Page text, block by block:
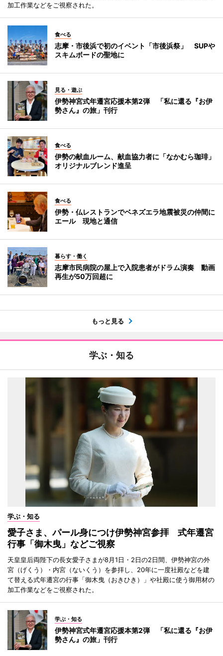
加工作業などをご視察された。
食べる
志摩・市後浜で初のイベント「市後浜祭」 SUPや
スキムボードの聖地に
見る・遊ぶ
伊勢神宮式年遷宮応援本第2弾 「私に還る『お伊
勢さん』の旅」刊行
食べる
伊勢の献血ルーム、献血協力者に「なかむら珈琲」
オリジナルブレンド進呈
食べる
伊勢・仏レストランでベネズエラ地震被災の仲間に
エール 現地と通信
暮らす・働く
志摩市民病院の屋上で入院患者がドラム演奏 動画
再生が50万回超に
もっと見る
学ぶ・知る
学ぶ・知る
愛子さま、パール身につけ伊勢神宮参拝 式年遷宮
行事「御木曳」などご視察
天皇皇后両陛下の長女愛子さまが8月1日・2日の2日間、伊勢神宮の外
宮（げくう）・内宮（ないくう）を参拝し、20年に一度社殿などを建
て替える式年遷宮の行事「御木曳（おきひき）」や社殿に使う御用材の
加工作業などをご視察された。
学ぶ・知る
伊勢神宮式年遷宮応援本第2弾 「私に還る『お伊
勢さん』の旅」刊行